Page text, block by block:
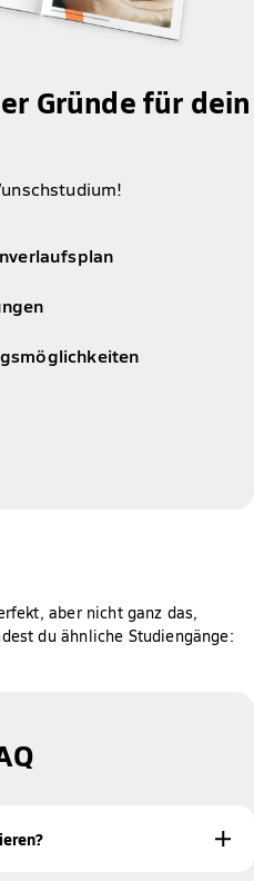
Gründe für dein
aber nicht ganz das,
du ähnliche Studiengänge: